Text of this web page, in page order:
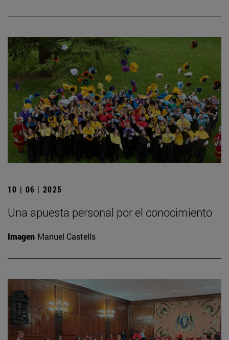
10 | 06 | 2025
Una apuesta personal por el conocimiento
Imagen Manuel Castells